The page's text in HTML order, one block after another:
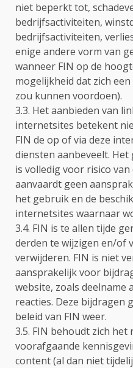
niet beperkt tot,
bedrijfsactiviteiten,
bedrijfsactiviteiten,
enige andere vorm van
wanneer FIN op de
mogelijkheid dat zich
zou kunnen voordoen).
3.3. Het aanbieden van
internetsites betekent
FIN de op of via deze
diensten aanbeveelt.
is volledig voor risico
aanvaardt geen
het gebruik en de
internetsites waarnaar
3.4. FIN is te allen tijde
derden te wijzigen en/of
verwijderen. FIN is niet
aansprakelijk voor
website, zoals deelname
reacties. Deze bijdragen
beleid van FIN weer.
3.5. FIN behoudt zich
voorafgaande
content (al dan niet